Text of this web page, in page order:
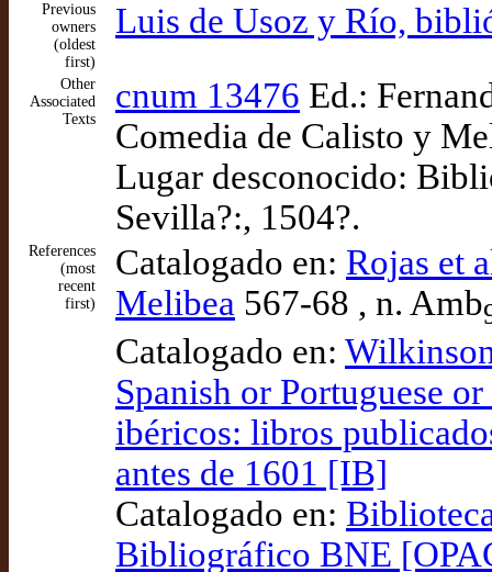
Previous
owners
(oldest
first)
Luis de Usoz y Río,
Other
Associated
Texts
cnum 13476 Ed.:
Comedia de Calisto y
Lugar desconocido:
Sevilla?:, 1504?.
References
(most
recent
first)
Catalogado en: Rojas et
Melibea 567-68 , n. Amb
Catalogado en:
Spanish or Portuguese
ibéricos: libros
antes de 1601 [IB]
Catalogado en:
Bibliográfico BNE